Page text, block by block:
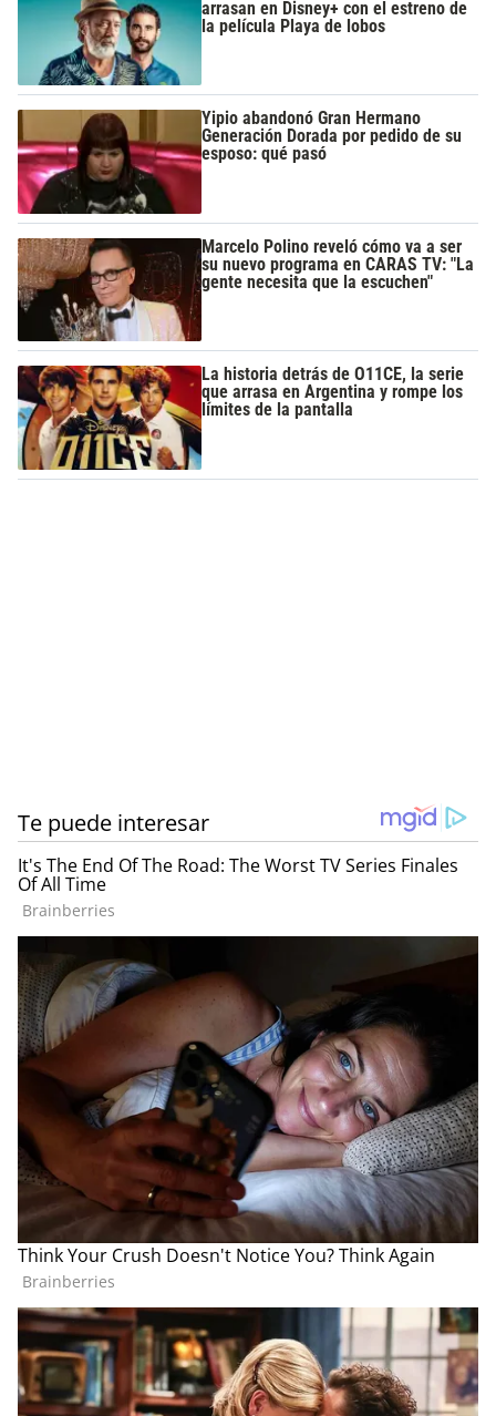
arrasan en Disney+ con el estreno de
la película Playa de lobos
Yipio abandonó Gran Hermano
Generación Dorada por pedido de su
esposo: qué pasó
Marcelo Polino reveló cómo va a ser
su nuevo programa en CARAS TV: "La
gente necesita que la escuchen"
La historia detrás de O11CE, la serie
que arrasa en Argentina y rompe los
límites de la pantalla